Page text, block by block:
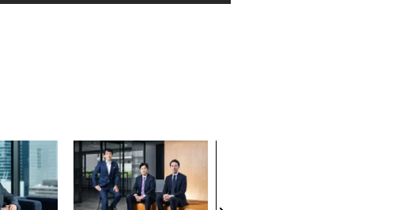
Tencent/テンセント
スマート SUUNTO/スント